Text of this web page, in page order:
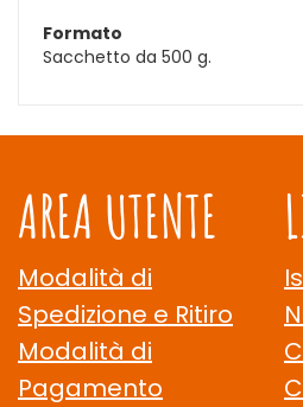
Formato
Sacchetto da 500 g.
AREA UTENTE
Modalità di
Spedizione e Ritiro
Modalità di
Pagamento